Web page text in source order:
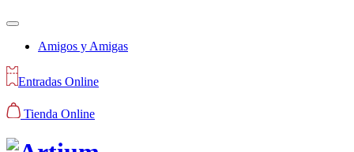
Amigos y Amigas
Entradas Online
Tienda Online